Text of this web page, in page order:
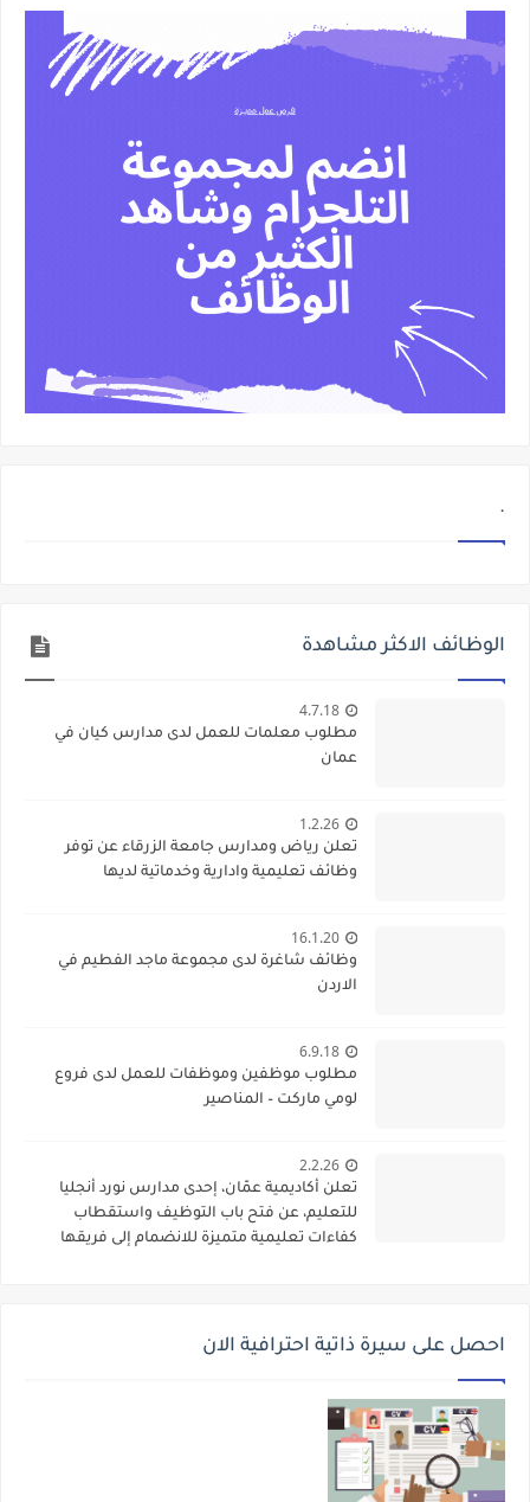
.
الوظائف الاكثر مشاهدة
4.7.18
مطلوب معلمات للعمل لدى مدارس كيان في
عمان
1.2.26
تعلن رياض ومدارس جامعة الزرقاء عن توفر
وظائف تعليمية وادارية وخدماتية لديها
16.1.20
وظائف شاغرة لدى مجموعة ماجد الفطيم في
الاردن
6.9.18
مطلوب موظفين وموظفات للعمل لدى فروع
لومي ماركت – المناصير
2.2.26
تعلن أكاديمية عمّان، إحدى مدارس نورد أنجليا
للتعليم، عن فتح باب التوظيف واستقطاب
كفاءات تعليمية متميزة للانضمام إلى فريقها
احصل على سيرة ذاتية احترافية الان